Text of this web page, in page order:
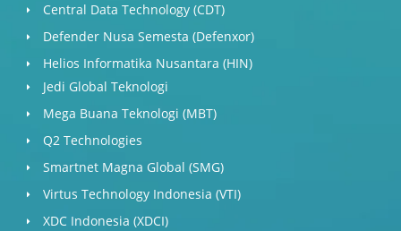
Central Data Technology (CDT)
Defender Nusa Semesta (Defenxor)
Helios Informatika Nusantara (HIN)
Jedi Global Teknologi
Mega Buana Teknologi (MBT)
Q2 Technologies
Smartnet Magna Global (SMG)
Virtus Technology Indonesia (VTI)
XDC Indonesia (XDCI)